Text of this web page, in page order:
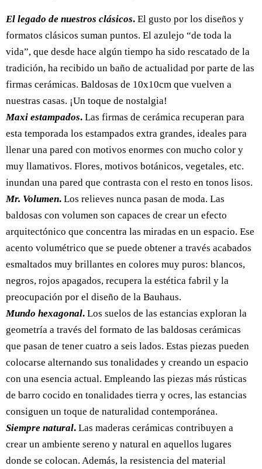
El legado de nuestros clásicos. El gusto por los diseños y
formatos clásicos suman puntos. El azulejo “de toda la
vida”, que desde hace algún tiempo ha sido rescatado de la
tradición, ha recibido un baño de actualidad por parte de las
firmas cerámicas. Baldosas de 10x10cm que vuelven a
nuestras casas. ¡Un toque de nostalgia!
Maxi estampados. Las firmas de cerámica recuperan para
esta temporada los estampados extra grandes, ideales para
llenar una pared con motivos enormes con mucho color y
muy llamativos. Flores, motivos botánicos, vegetales, etc.
inundan una pared que contrasta con el resto en tonos lisos.
Mr. Volumen. Los relieves nunca pasan de moda. Las
baldosas con volumen son capaces de crear un efecto
arquitectónico que concentra las miradas en un espacio. Ese
acento volumétrico que se puede obtener a través acabados
esmaltados muy brillantes en colores muy puros: blancos,
negros, rojos apagados, recupera la estética fabril y la
preocupación por el diseño de la Bauhaus.
Mundo hexagonal. Los suelos de las estancias exploran la
geometría a través del formato de las baldosas cerámicas
que pasan de tener cuatro a seis lados. Estas piezas pueden
colocarse alternando sus tonalidades y creando un espacio
con una esencia actual. Empleando las piezas más rústicas
de barro cocido en tonalidades tierra y ocres, las estancias
consiguen un toque de naturalidad contemporánea.
Siempre natural. Las maderas cerámicas contribuyen a
crear un ambiente sereno y natural en aquellos lugares
donde se colocan. Además, la resistencia del material